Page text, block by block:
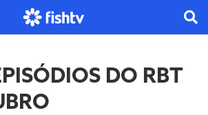
DO RBT